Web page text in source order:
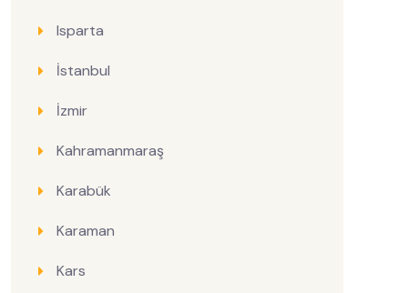
Isparta
İstanbul
İzmir
Kahramanmaraş
Karabük
Karaman
Kars